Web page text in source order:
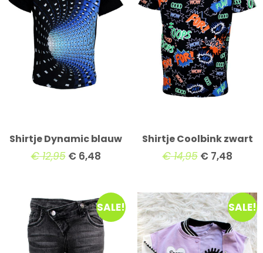
Shirtje Dynamic blauw
€12,95 €6,48
Shirtje Coolbink zwart
€14,95 €7,48
SALE! SALE!